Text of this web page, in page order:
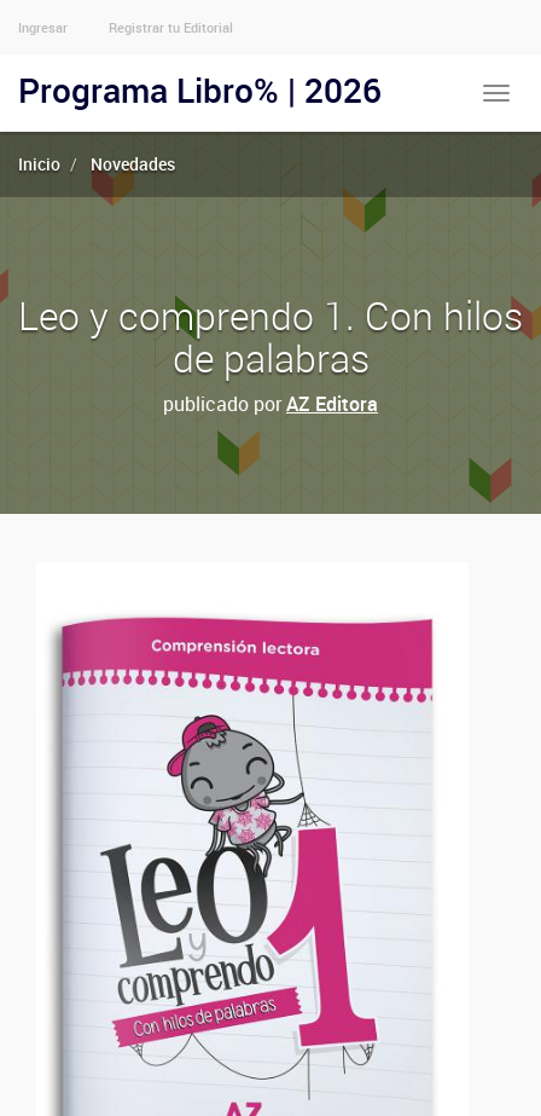
Menu
Usuarios
Anónimos
Ingresar Registrar tu Editorial
Toggle
Programa Libro% | 2026
Inicio Novedades
Leo y comprendo 1. Con hilos
de palabras
publicado porAZ Editora